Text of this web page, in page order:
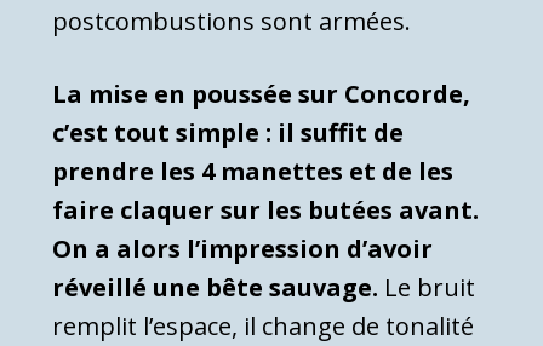
postcombustions sont armées.
La mise en poussée sur Concorde,
c’est tout simple : il suffit de
prendre les 4 manettes et de les
faire claquer sur les butées avant.
On a alors l’impression d’avoir
réveillé une bête sauvage. Le bruit
remplit l’espace, il change de tonalité